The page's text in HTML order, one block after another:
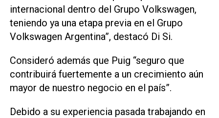
internacional dentro del Grupo Volkswagen,
teniendo ya una etapa previa en el Grupo
Volkswagen Argentina”, destacó Di Si.
Consideró además que Puig “seguro que
contribuirá fuertemente a un crecimiento aún
mayor de nuestro negocio en el país”.
Debido a su experiencia pasada trabajando en